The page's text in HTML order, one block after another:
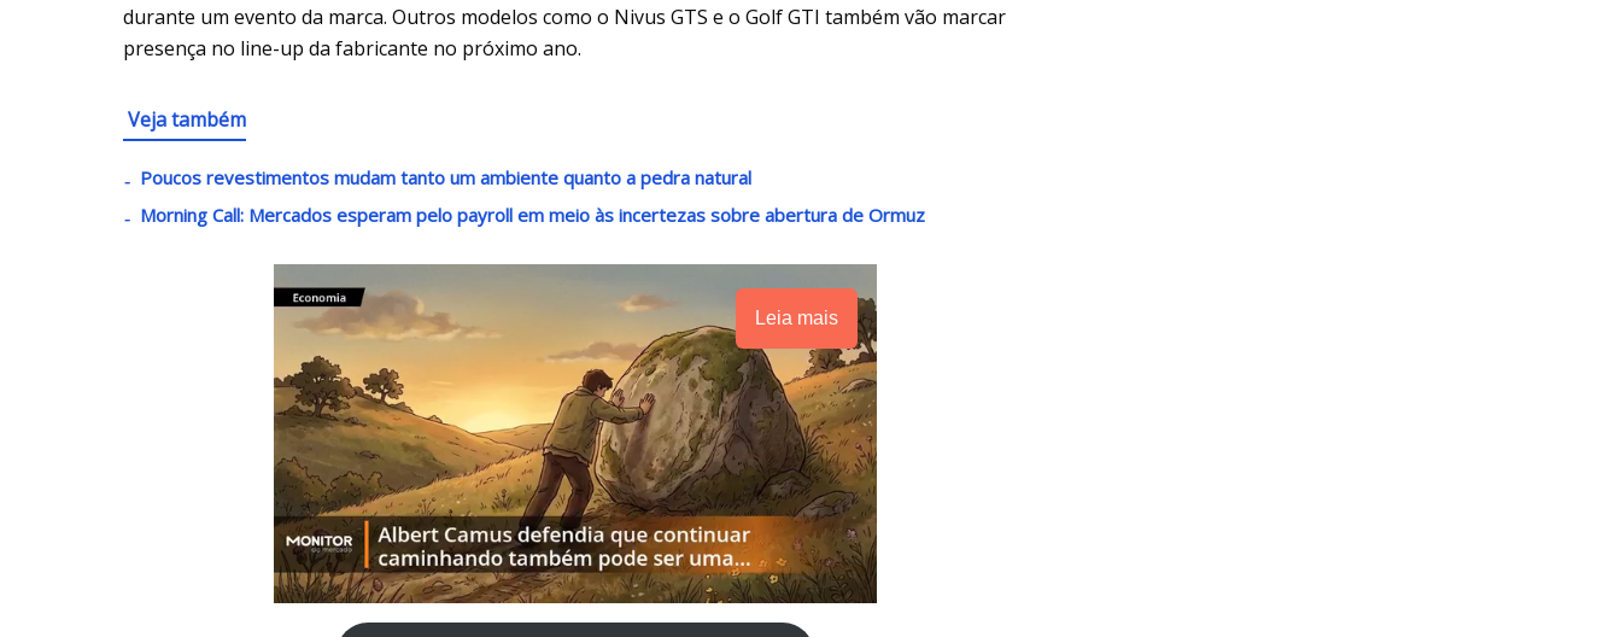
durante um evento da marca. Outros modelos como o Nivus GTS e o Golf GTI também vão marcar
presença no line-up da fabricante no próximo ano.
Veja também
Poucos revestimentos mudam tanto um ambiente quanto a pedra natural
Morning Call: Mercados esperam pelo payroll em meio às incertezas sobre abertura de Ormuz
Leia mais